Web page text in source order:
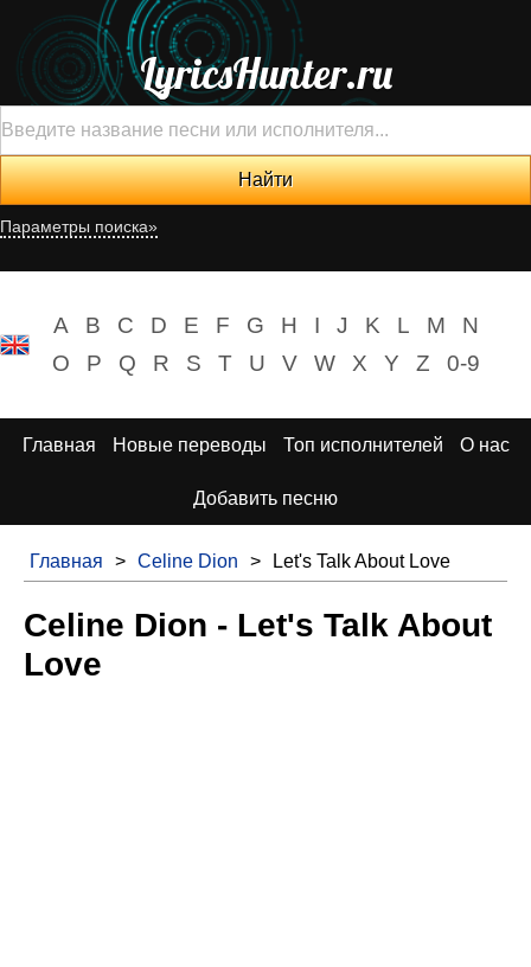
LyricsHunter.ru
Параметры поиска»
A B C D E F G H I J K L M
N
O
P Q R S T U V W X Y Z 0-9
Главная Новые переводы Топ исполнителей О нас
Добавить песню
Главная > Celine Dion > Let's Talk About Love
Celine Dion - Let's Talk About
Love